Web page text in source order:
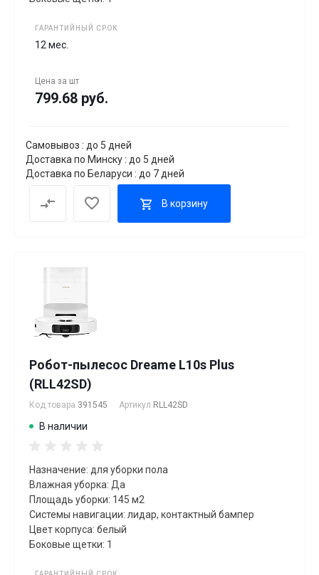
ГАРАНТИЙНЫЙ СРОК
12 мес.
Цена за шт
799.68 руб.
Самовывоз : до 5 дней
Доставка по Минску : до 5 дней
Доставка по Беларуси : до 7 дней
В корзину
Робот-пылесос Dreame L10s Plus
(RLL42SD)
Код товара 391545 Артикул RLL42SD
В наличии
Назначение: для уборки пола
Влажная уборка: Да
Площадь уборки: 145 м2
Системы навигации: лидар, контактный бампер
Цвет корпуса: белый
Боковые щетки: 1